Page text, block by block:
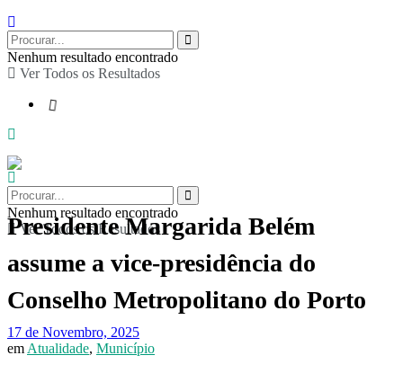
Nenhum resultado encontrado
Ver Todos os Resultados
Nenhum resultado encontrado
Ver Todos os Resultados
Presidente Margarida Belém
assume a vice-presidência do
Conselho Metropolitano do Porto
17 de Novembro, 2025
em Atualidade, Município